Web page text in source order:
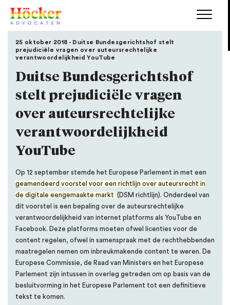
25 oktober 2018 - Duitse Bundesgerichtshof stelt
prejudiciële vragen over auteursrechtelijke
verantwoordelijkheid YouTube
Duitse Bundesgerichtshof
stelt prejudiciële vragen
over auteursrechtelijke
verantwoordelijkheid
YouTube
Op 12 september stemde het Europese Parlement in met een
geamendeerd voorstel voor een richtlijn over auteursrecht in
de digitale eengemaakte markt (DSM richtlijn). Onderdeel van
dit voorstel is een bepaling over de auteursrechtelijke
verantwoordelijkheid van internet platforms als YouTube en
Facebook. Deze platforms moeten ofwel licenties voor de
content regelen, ofwel in samenspraak met de rechthebbenden
maatregelen nemen om inbreukmakende content te weren. De
Europese Commissie, de Raad van Ministers en het Europese
Parlement zijn intussen in overleg getreden om op basis van de
besluitvorming in het Europese Parlement tot een definitieve
tekst te komen.